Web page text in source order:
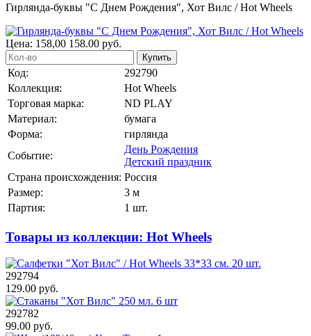
Гирлянда-буквы "С Днем Рождения", Хот Вилс / Hot Wheels
Цена: 158,00 158.00 руб.
Купить
Код:
292790
Коллекция:
Hot Wheels
Торговая марка:
ND PLAY
Материал:
бумага
Форма:
гирлянда
Событие:
День Рождения
Детский праздник
Страна происхождения: Россия
Размер:
3 м
Партия:
1 шт.
Товары из коллекции: Hot Wheels
292794
129.00 руб.
292782
99.00 руб.